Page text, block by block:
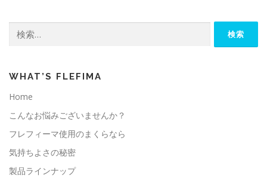
索:
WHAT’S FLEFIMA
Home
こんなお悩みございませんか？
フレフィーマ使用のまくらなら
気持ちよさの秘密
製品ラインナップ